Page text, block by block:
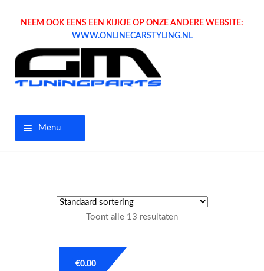
NEEM OOK EENS EEN KIJKJE OP ONZE ANDERE WEBSITE:
WWW.ONLINECARSTYLING.NL
Menu
Tuning parts
Toont alle 13 resultaten
€0.00